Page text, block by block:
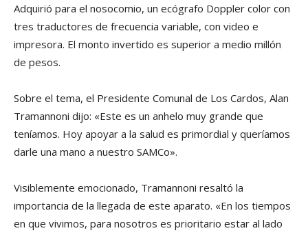
Adquirió para el nosocomio, un ecógrafo Doppler color con
tres traductores de frecuencia variable, con video e
impresora. El monto invertido es superior a medio millón
de pesos.
Sobre el tema, el Presidente Comunal de Los Cardos, Alan
Tramannoni dijo: «Este es un anhelo muy grande que
teníamos. Hoy apoyar a la salud es primordial y queríamos
darle una mano a nuestro SAMCo».
Visiblemente emocionado, Tramannoni resaltó la
importancia de la llegada de este aparato. «En los tiempos
en que vivimos, para nosotros es prioritario estar al lado